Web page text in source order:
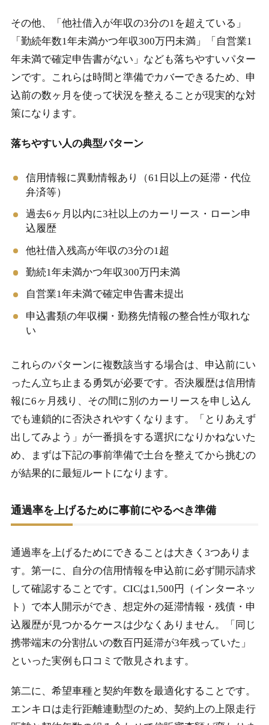
その他、「他社借入が年収の3分の1を超えている」
「勤続年数1年未満かつ年収300万円未満」「自営業1
年未満で確定申告書がない」なども落ちやすいパター
ンです。これらは時間と準備でカバーできるため、申
込前の数ヶ月を使って状況を整えることが現実的な対
策になります。
落ちやすい人の典型パターン
信用情報に異動情報あり（61日以上の延滞・代位
弁済等）
過去6ヶ月以内に3社以上のカーリース・ローン申
込履歴
他社借入残高が年収の3分の1超
勤続1年未満かつ年収300万円未満
自営業1年未満で確定申告書未提出
申込書類の年収欄・勤務先情報の整合性が取れな
い
これらのパターンに複数該当する場合は、申込前にい
ったん立ち止まる勇気が必要です。否決履歴は信用情
報に6ヶ月残り、その間に別のカーリースを申し込ん
でも連鎖的に否決されやすくなります。「とりあえず
出してみよう」が一番損をする選択になりかねないた
め、まずは下記の事前準備で土台を整えてから挑むの
が結果的に最短ルートになります。
通過率を上げるために事前にやるべき準備
通過率を上げるためにできることは大きく3つありま
す。第一に、自分の信用情報を申込前に必ず開示請求
して確認することです。CICは1,500円（インターネッ
ト）で本人開示ができ、想定外の延滞情報・残債・申
込履歴が見つかるケースは少なくありません。「同じ
携帯端末の分割払いの数百円延滞が3年残っていた」
といった実例も口コミで散見されます。
第二に、希望車種と契約年数を最適化することです。
エンキロは走行距離連動型のため、契約上の上限走行